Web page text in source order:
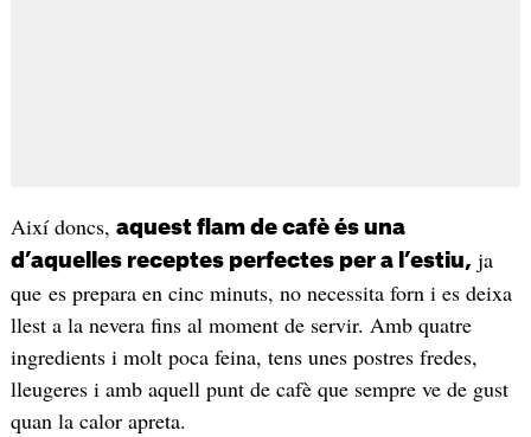
Així doncs, aquest flam de cafè és una
d’aquelles receptes perfectes per a l’estiu, ja
que es prepara en cinc minuts, no necessita forn i es deixa
llest a la nevera fins al moment de servir. Amb quatre
ingredients i molt poca feina, tens unes postres fredes,
lleugeres i amb aquell punt de cafè que sempre ve de gust
quan la calor apreta.